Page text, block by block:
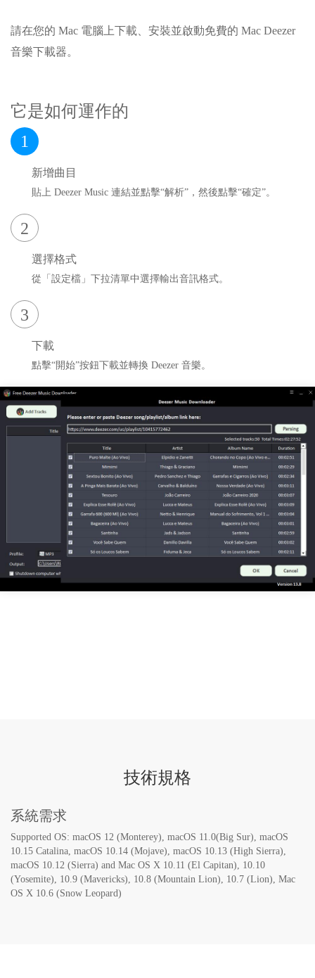
請在您的 Mac 電腦上下載、安裝並啟動免費的 Mac Deezer
音樂下載器。
它是如何運作的
1
新增曲目
貼上 Deezer Music 連結並點擊“解析”，然後點擊“確定”。
2
選擇格式
從「設定檔」下拉清單中選擇輸出音訊格式。
3
下載
點擊“開始”按鈕下載並轉換 Deezer 音樂。
技術規格
系統需求
Supported OS: macOS 12 (Monterey), macOS 11.0(Big Sur), macOS
10.15 Catalina, macOS 10.14 (Mojave), macOS 10.13 (High Sierra),
macOS 10.12 (Sierra‎) and Mac OS X 10.11 (El Capitan), 10.10
(Yosemite), 10.9 (Mavericks), 10.8 (Mountain Lion), 10.7 (Lion), Mac
OS X 10.6 (Snow Leopard)